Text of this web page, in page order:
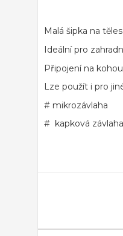
Malá šipka na
Ideální pro
Připojení na
Lze použít i pro
# mikrozávlaha
# kapková závlaha